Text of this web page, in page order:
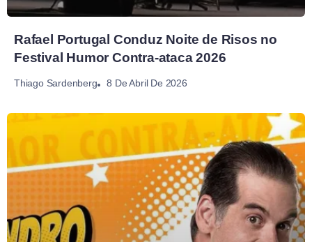
Rafael Portugal Conduz Noite de Risos no
Festival Humor Contra-ataca 2026
Thiago Sardenberg 8 De Abril De 2026